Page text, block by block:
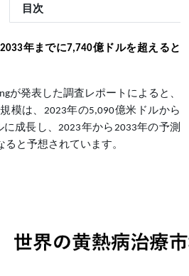
目次
2033年までに7,740億ドルを超える と
が発表した調査レポートによると、
規模は、2023年の5,090億米ドルから
成長し、2023年から2033年の予測
なると予想されています。